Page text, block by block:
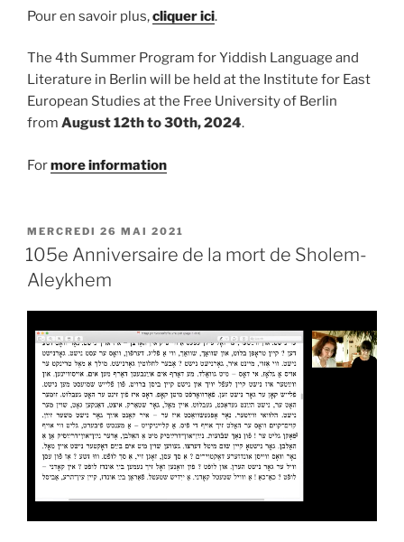
Pour en savoir plus,cliquer ici.
The 4th Summer Program for Yiddish Language and
Literature in Berlin will be held at the Institute for East
European Studies at the Free University of Berlin
from August 12th to 30th, 2024.
Formore information
PUBLIÉ
LE
MERCREDI 26 MAI 2021
105e Anniversaire de la mort de Sholem-
Aleykhem